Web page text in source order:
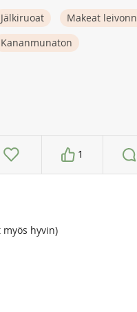
Jälkiruoat Makeat
Kananmunaton
1
hyvin)